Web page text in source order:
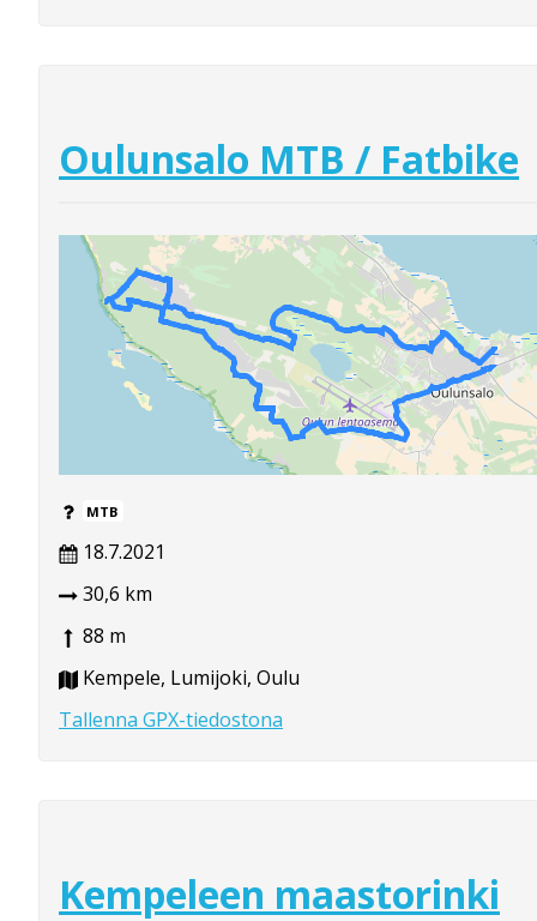
Oulunsalo MTB / Fatbike
MTB
18.7.2021
30,6 km
88 m
Kempele, Lumijoki, Oulu
Tallenna GPX-tiedostona
Kempeleen maastorinki